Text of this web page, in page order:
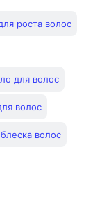
роста волос
для волос
волос
волос